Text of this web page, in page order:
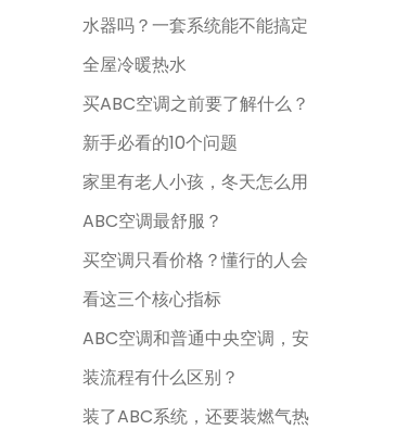
水器吗？一套系统能不能搞定
全屋冷暖热水
买ABC空调之前要了解什么？
新手必看的10个问题
家里有老人小孩，冬天怎么用
ABC空调最舒服？
买空调只看价格？懂行的人会
看这三个核心指标
ABC空调和普通中央空调，安
装流程有什么区别？
装了ABC系统，还要装燃气热